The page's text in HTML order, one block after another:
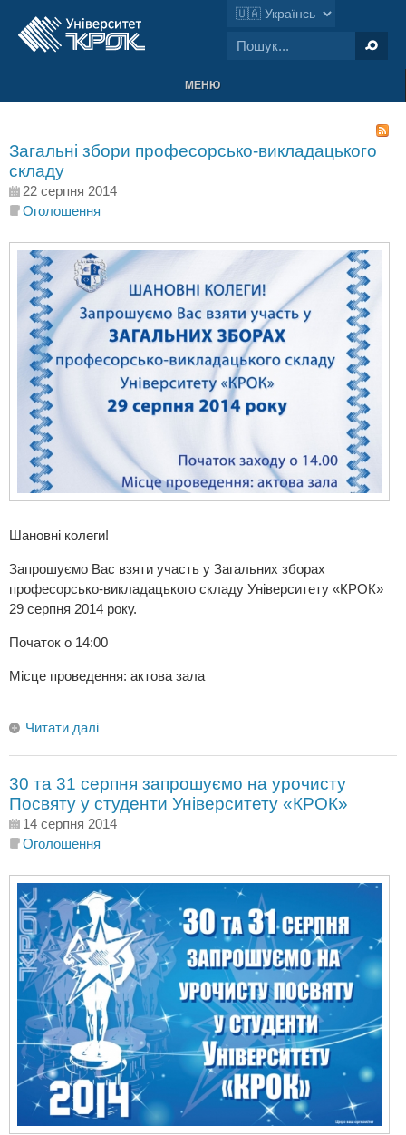
МЕНЮ
Загальні збори професорсько-викладацького
складу
22 серпня 2014
Оголошення
Шановні колеги!
Запрошуємо Вас взяти участь у Загальних зборах
професорсько-викладацького складу Університету «КРОК»
29 серпня 2014 року.
Початок о 14:00
Місце проведення: актова зала
Читати далі
30 та 31 серпня запрошуємо на урочисту
Посвяту у студенти Університету «КРОК»
14 серпня 2014
Оголошення